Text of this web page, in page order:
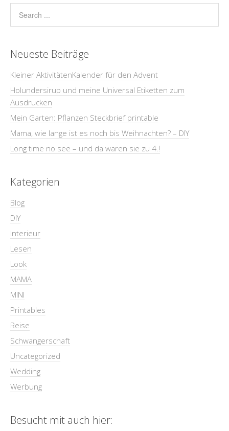
Neueste Beiträge
Kleiner AktivitätenKalender für den Advent
Holundersirup und meine Universal Etiketten zum
Ausdrucken
Mein Garten: Pflanzen Steckbrief printable
Mama, wie lange ist es noch bis Weihnachten? – DIY
Long time no see – und da waren sie zu 4.!
Kategorien
Blog
DIY
Interieur
Lesen
Look
MAMA
MINI
Printables
Reise
Schwangerschaft
Uncategorized
Wedding
Werbung
Besucht mit auch hier: